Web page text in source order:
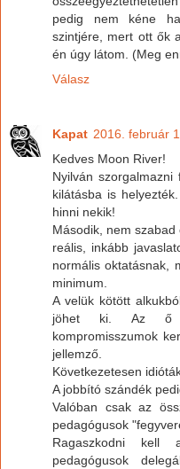
pedig nem kéne
szintjére, mert ott ők
én úgy látom. (Meg
Válasz
Kapat 2016. február
Kedves Moon River!
Nyilván
kilátásba is
hinni nekik!
Második, nem
reális, inkább
normális oktatásnak,
minimum.
A velük kötött
jöhet ki. Az ő
kompromisszumok
jellemző.
Következetesen
A jobbító szándék
Valóban csak az
pedagógusok
Ragaszkodni
pedagógusok